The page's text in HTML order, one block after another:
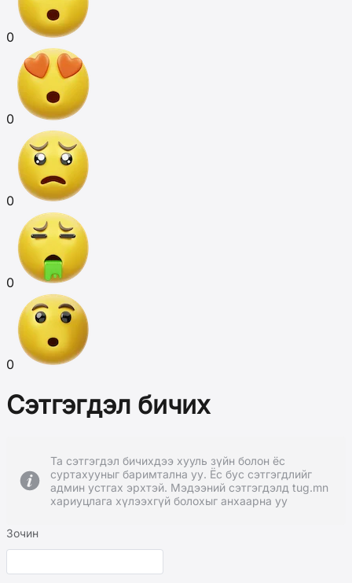
0
0
0
0
0
Сэтгэгдэл бичих
Та сэтгэгдэл бичихдээ хууль зүйн болон ёс
суртахууныг баримтална уу. Ёс бус сэтгэгдлийг
админ устгах эрхтэй. Мэдээний сэтгэгдэлд tug.mn
хариуцлага хүлээхгүй болохыг анхаарна уу
Зочин